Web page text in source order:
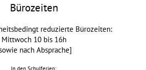
Bürozeiten
reduzierte Bürozeiten:
Mittwoch 10 bis 16h
nach Absprache]